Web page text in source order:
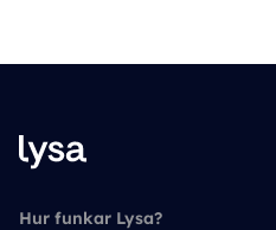
Hur funkar Lysa?